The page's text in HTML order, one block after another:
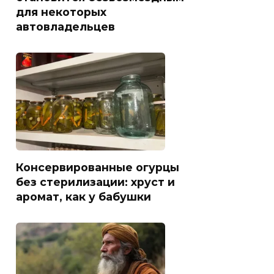
для некоторых
автовладельцев
Консервированные огурцы
без стерилизации: хруст и
аромат, как у бабушки